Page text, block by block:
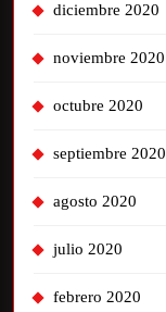
diciembre 2020
noviembre 2020
octubre 2020
septiembre 2020
agosto 2020
julio 2020
febrero 2020